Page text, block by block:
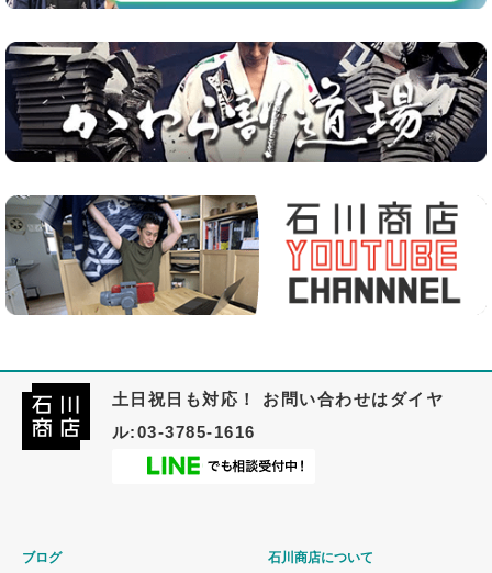
土日祝日も対応！ お問い合わせはダイヤ
ル:03-3785-1616
ブログ 石川商店について